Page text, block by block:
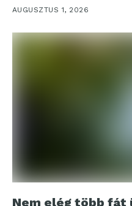
AUGUSZTUS 1, 2026
Nem elég több fát